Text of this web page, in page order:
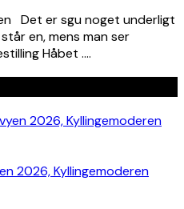
Det er sgu noget underligt
en, mens man ser
Håbet ….
2026, Kyllingemoderen